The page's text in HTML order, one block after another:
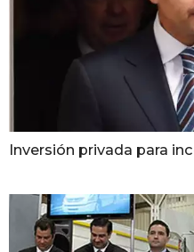
Inversión privada para